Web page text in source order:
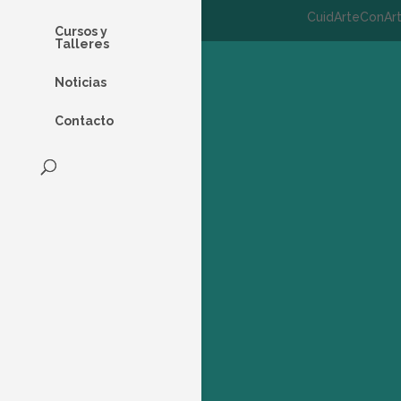
Cursos y
Talleres
Noticias
Contacto